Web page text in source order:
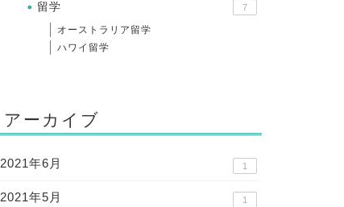
留学 7
オーストラリア留学
ハワイ留学
アーカイブ
2021年6月 1
2021年5月 1